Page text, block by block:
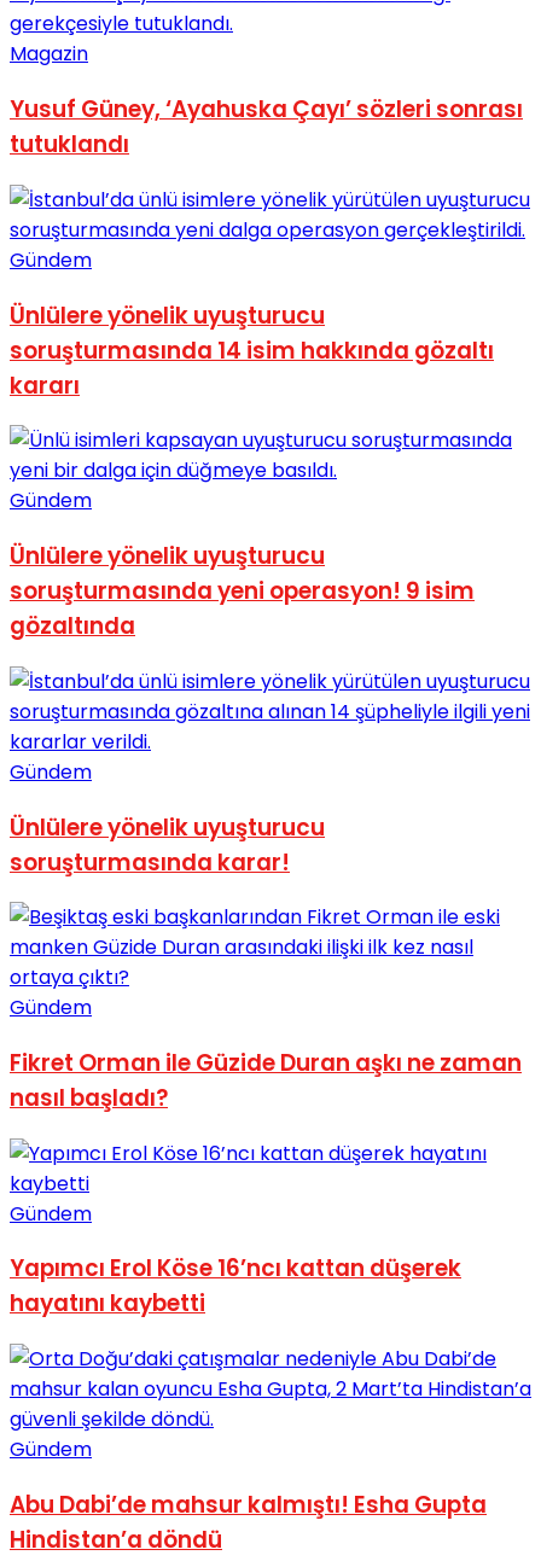
Magazin
Yusuf Güney, ‘Ayahuska Çayı’ sözleri sonrası
tutuklandı
Gündem
Ünlülere yönelik uyuşturucu
soruşturmasında 14 isim hakkında gözaltı
kararı
Gündem
Ünlülere yönelik uyuşturucu
soruşturmasında yeni operasyon! 9 isim
gözaltında
Gündem
Ünlülere yönelik uyuşturucu
soruşturmasında karar!
Gündem
Fikret Orman ile Güzide Duran aşkı ne zaman
nasıl başladı?
Gündem
Yapımcı Erol Köse 16’ncı kattan düşerek
hayatını kaybetti
Gündem
Abu Dabi’de mahsur kalmıştı! Esha Gupta
Hindistan’a döndü